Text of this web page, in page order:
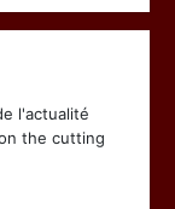
l'actualité
the cutting